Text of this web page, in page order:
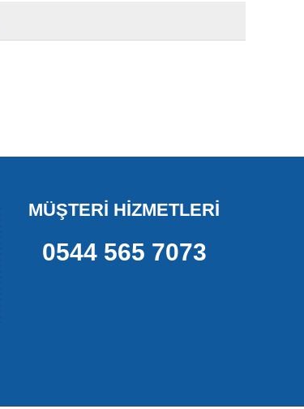
MÜŞTERİ HİZMETLERİ
0544 565 7073